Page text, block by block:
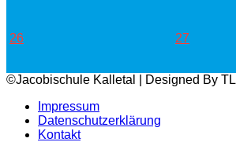
26 27
©Jacobischule Kalletal | Designed By TL
Impressum
Datenschutzerklärung
Kontakt